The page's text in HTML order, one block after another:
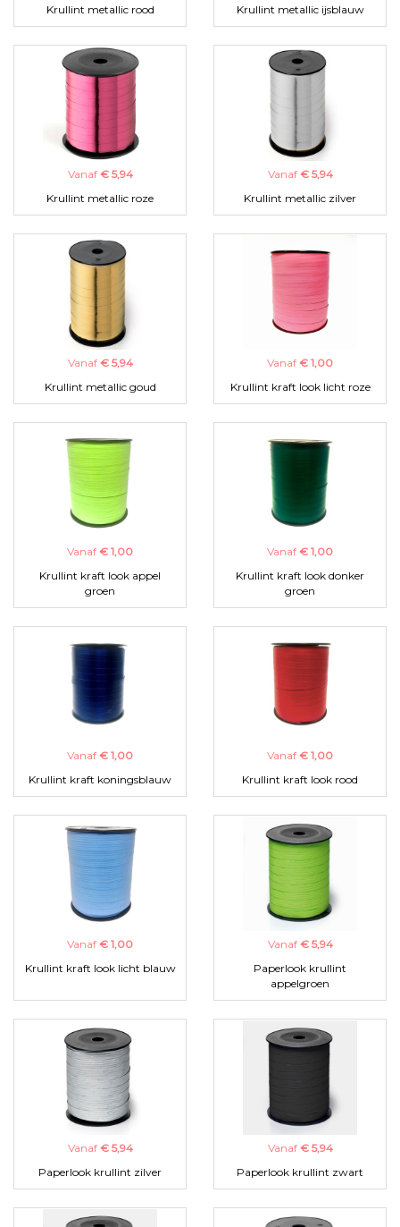
Krullint metallic rood
Krullint metallic ijsblauw
Vanaf € 5,94
Krullint metallic roze
Vanaf € 5,94
Krullint metallic zilver
Vanaf € 5,94
Krullint metallic goud
Vanaf € 1,00
Krullint kraft look licht roze
Vanaf € 1,00
Krullint kraft look appel
groen
Vanaf € 1,00
Krullint kraft look donker
groen
Vanaf € 1,00
Krullint kraft koningsblauw
Vanaf € 1,00
Krullint kraft look rood
Vanaf € 1,00
Krullint kraft look licht blauw
Vanaf € 5,94
Paperlook krullint
appelgroen
Vanaf € 5,94
Paperlook krullint zilver
Vanaf € 5,94
Paperlook krullint zwart